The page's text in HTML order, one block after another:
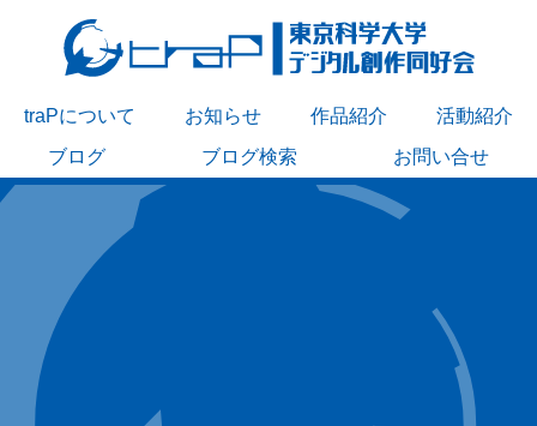
traPについて お知らせ 作品紹介
活動紹介
ブログ
ブログ検索 お問い合せ